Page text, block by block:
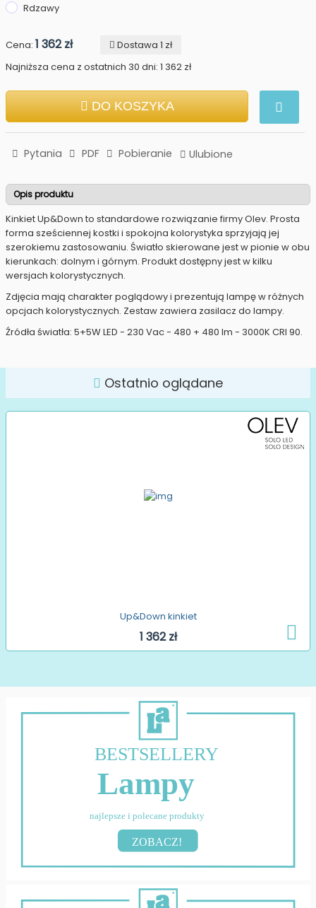
Rdzawy
Cena: 1 362 zł
Dostawa 1 zł
Najniższa cena z ostatnich 30 dni: 1 362 zł
DO KOSZYKA
Pytania PDF Pobieranie Ulubione
Opis produktu
Kinkiet Up&Down to standardowe rozwiązanie firmy Olev. Prosta
forma sześciennej kostki i spokojna kolorystyka sprzyjają jej
szerokiemu zastosowaniu. Światło skierowane jest w pionie w obu
kierunkach: dolnym i górnym. Produkt dostępny jest w kilku
wersjach kolorystycznych.
Zdjęcia mają charakter poglądowy i prezentują lampę w różnych
opcjach kolorystycznych. Zestaw zawiera zasilacz do lampy.
Źródła światła: 5+5W LED - 230 Vac - 480 + 480 lm - 3000K CRI 90.
Ostatnio oglądane
Up&Down kinkiet
1 362 zł
BESTSELLERY
Lampy
najlepsze i polecane produkty
ZOBACZ!